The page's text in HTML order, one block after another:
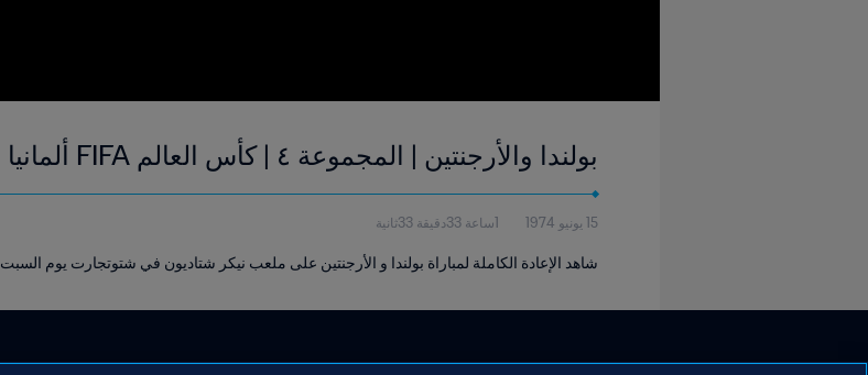
بولندا والأرجنتين | المجموعة ٤ | كأس العالم FIFA ألمانيا ١٩٧٤ | إعادة المباراة
15 يونيو 1974 1ساعة 33دقيقة 33ثانية
شاهد الإعادة الكاملة لمباراة بولندا و الأرجنتين على ملعب نيكر شتاديون في شتوتجارت يوم السبت ١٥ يونيو ١٩٧٤.